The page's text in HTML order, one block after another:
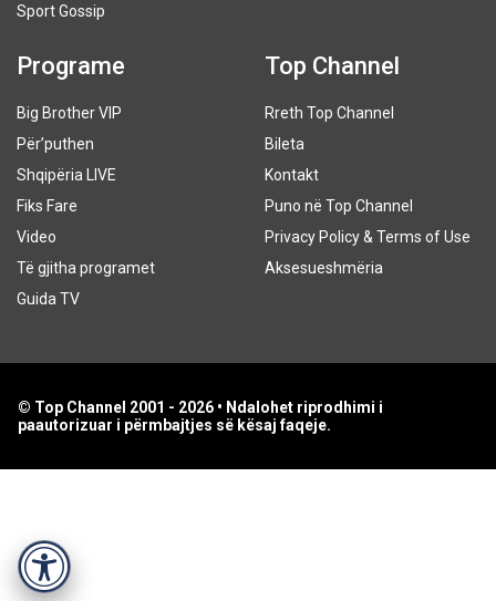
Sport Gossip
Programe
Big Brother VIP
Për’puthen
Shqipëria LIVE
Fiks Fare
Video
Të gjitha programet
Guida TV
Top Channel
Rreth Top Channel
Bileta
Kontakt
Puno në Top Channel
Privacy Policy & Terms of Use
Aksesueshmëria
© Top Channel 2001 - 2026 • Ndalohet riprodhimi i
paautorizuar i përmbajtjes së kësaj faqeje.